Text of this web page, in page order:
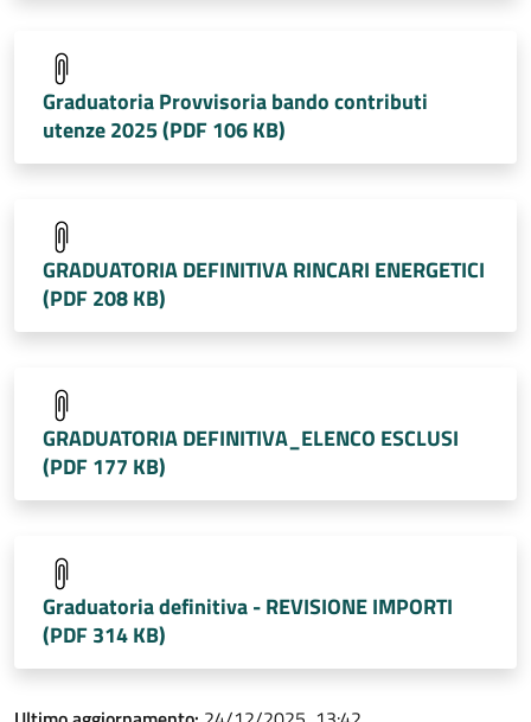
Graduatoria Provvisoria bando contributi
utenze 2025 (PDF 106 KB)
GRADUATORIA DEFINITIVA RINCARI ENERGETICI
(PDF 208 KB)
GRADUATORIA DEFINITIVA_ELENCO ESCLUSI
(PDF 177 KB)
Graduatoria definitiva - REVISIONE IMPORTI
(PDF 314 KB)